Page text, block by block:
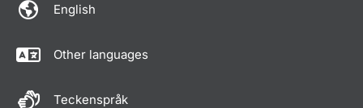
English
Other languages
Teckenspråk